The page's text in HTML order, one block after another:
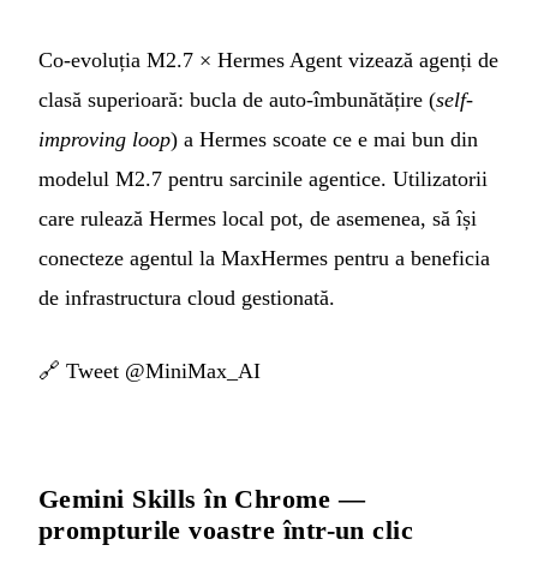
Co-evoluția M2.7 × Hermes Agent vizează agenți de
clasă superioară: bucla de auto-îmbunătățire (self-
improving loop) a Hermes scoate ce e mai bun din
modelul M2.7 pentru sarcinile agentice. Utilizatorii
care rulează Hermes local pot, de asemenea, să își
conecteze agentul la MaxHermes pentru a beneficia
de infrastructura cloud gestionată.
🔗 Tweet @MiniMax_AI
Gemini Skills în Chrome —
prompturile voastre într-un clic